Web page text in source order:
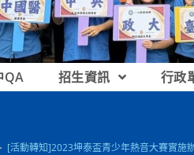
QA 招生資訊 行政
[活動轉知]2023坤泰盃青少年熱音大賽實施